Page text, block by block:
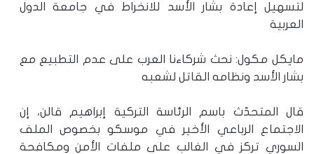
لتسهيل إعادة بشار الأسد للانخراط في جامعة الدول
العربية
مايكل مكول: نحث شركاءنا العرب على عدم التطبيع مع
بشار الأسد ونظامه القاتل لشعبه
قال المتحدّث باسم الرئاسة التركية إبراهيم قالن، إن
الاجتماع الرباعي الأخير في موسكو بخصوص الملف
السوري تركز في الغالب على ملفات الأمن ومكافحة